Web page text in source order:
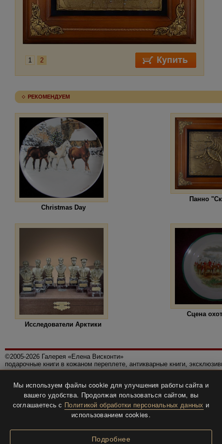
1 2
РЕКОМЕНДУЕМ
Christmas Day
Панно
Исследователи Арктики
Сцена
©2005-2026 Галерея «Елена Висконти»
подарочные книги в кожаном переплете, антикварные книги,
Политика конфиденциальности
Все права защищены.
Разработка и дизайнBTV-info.
Мы используем файлы cookie для улучшения работы сайта и
вашего удобства. Продолжая пользоваться сайтом, вы
соглашаетесь с Политикой обработки персональных данных и
использованием cookies.
Подробнее